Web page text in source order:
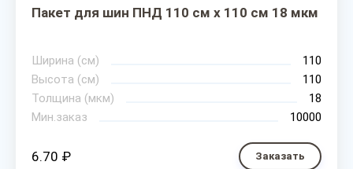
Пакет для шин ПНД 110 см х 110 см 18 мкм
Ширина (см)
110
Высота (см)
110
Толщина (мкм)
18
Мин.заказ
10000
6.70 ₽ Заказать